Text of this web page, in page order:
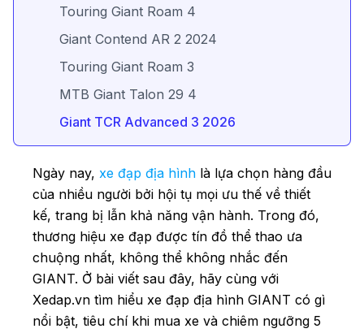
Touring Giant Roam 4
Giant Contend AR 2 2024
Touring Giant Roam 3
MTB Giant Talon 29 4
Giant TCR Advanced 3 2026
Ngày nay, xe đạp địa hình là lựa chọn hàng đầu
của nhiều người bởi hội tụ mọi ưu thế về thiết
kế, trang bị lẫn khả năng vận hành. Trong đó,
thương hiệu xe đạp được tín đồ thể thao ưa
chuộng nhất, không thể không nhắc đến
GIANT. Ở bài viết sau đây, hãy cùng với
Xedap.vn tìm hiểu xe đạp địa hình GIANT có gì
nổi bật, tiêu chí khi mua xe và chiêm ngưỡng 5